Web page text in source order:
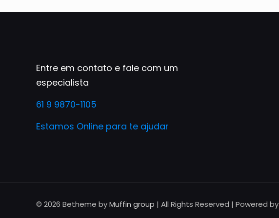
Entre em contato e fale com um
especialista
61 9 9870-1105
Estamos Online para te ajudar
© 2026 Betheme byMuffin group | All Rights Reserved | Powered by